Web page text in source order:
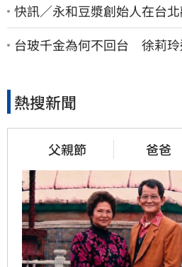
快訊／永和豆漿創始人在台
台玻千金為何不回台 徐莉
熱搜新聞
父親節 爸爸